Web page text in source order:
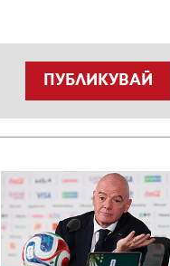
ПУБЛИКУВАЙ